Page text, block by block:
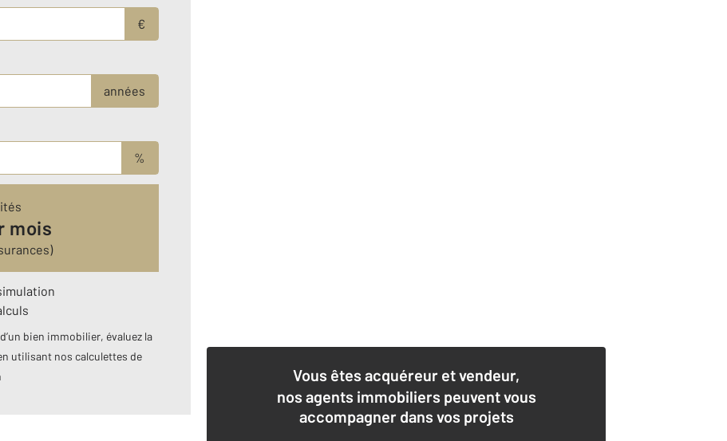
€
années
%
mois
bien immobilier, évaluez la
utilisant nos calculettes de
Vous êtes acquéreur et vendeur,
nos agents immobiliers peuvent vous
accompagner dans vos projets